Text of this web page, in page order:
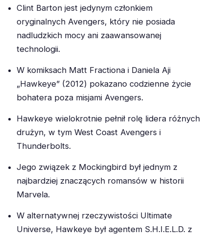
Clint Barton jest jedynym członkiem
oryginalnych Avengers, który nie posiada
nadludzkich mocy ani zaawansowanej
technologii.
W komiksach Matt Fractiona i Daniela Aji
„Hawkeye” (2012) pokazano codzienne życie
bohatera poza misjami Avengers.
Hawkeye wielokrotnie pełnił rolę lidera różnych
drużyn, w tym West Coast Avengers i
Thunderbolts.
Jego związek z Mockingbird był jednym z
najbardziej znaczących romansów w historii
Marvela.
W alternatywnej rzeczywistości Ultimate
Universe, Hawkeye był agentem S.H.I.E.L.D. z